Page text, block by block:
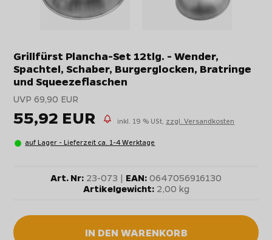
Grillfürst Plancha-Set 12tlg. - Wender,
Spachtel, Schaber, Burgerglocken, Bratringe
und Squeezeflaschen
UVP 69,90 EUR
55,92 EUR inkl. 19 % USt, zzgl. Versandkosten
auf Lager - Lieferzeit ca. 1-4 Werktage
Art. Nr: 23-073 | EAN: 0647056916130
Artikelgewicht:2,00 kg
IN DEN WARENKORB